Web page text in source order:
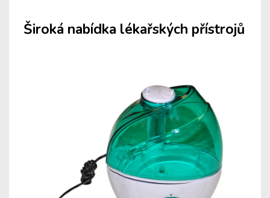
Široká nabídka lékařských přístrojů